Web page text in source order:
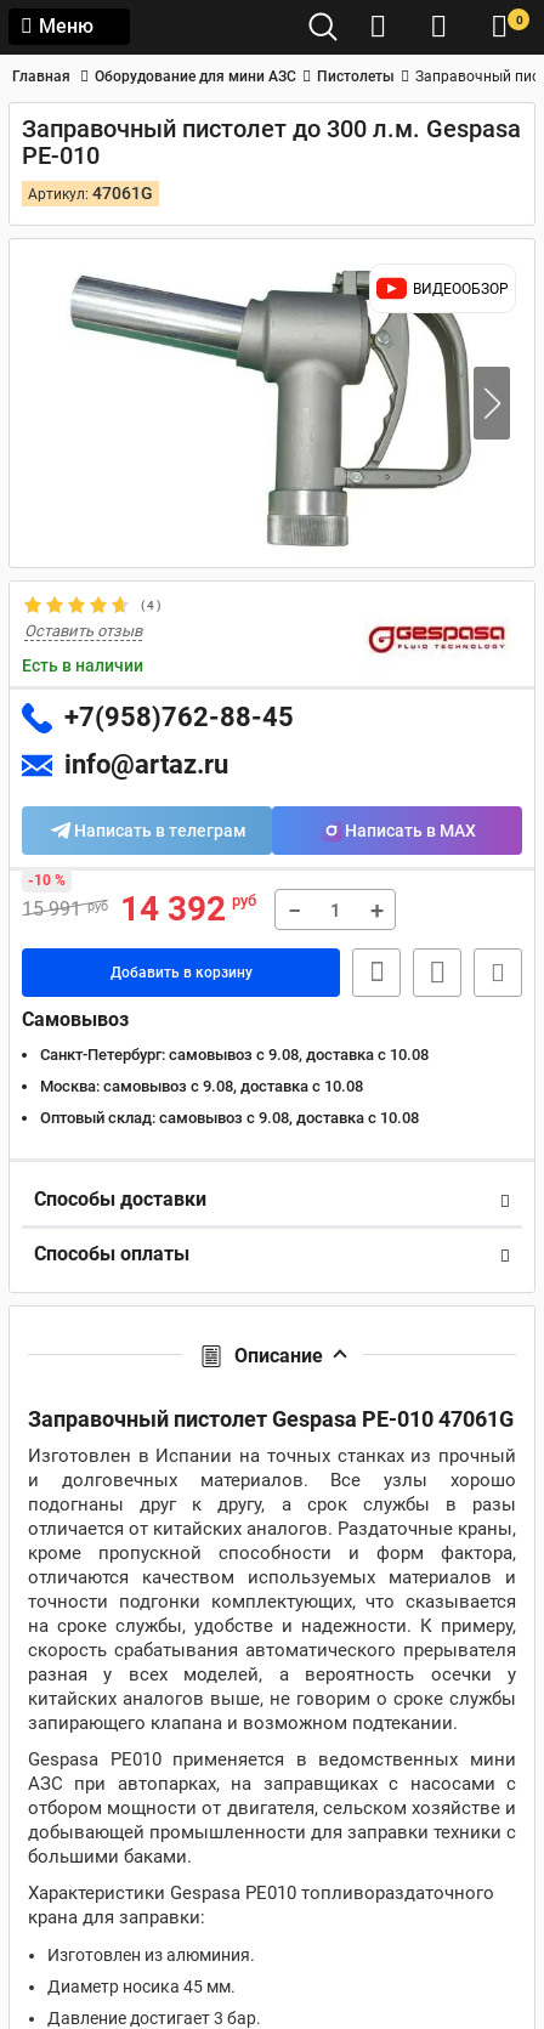
Меню 0
Главная Оборудование для мини АЗС Пистолеты Заправочный
Заправочный пистолет до 300 л.м. Gespasa
PE-010
Артикул: 47061G
ВИДЕООБЗОР
(4)
Оставить отзыв
Есть в наличии
+7(958)762-88-45
info@artaz.ru
Написать в телеграм Написать в MAX
15 991 руб 14 392 руб
-10 %
− +
Добавить в корзину
Самовывоз
Санкт-Петербург: самовывоз с 9.08, доставка c 10.08
Москва: самовывоз с 9.08, доставка c 10.08
Оптовый склад: самовывоз с 9.08, доставка c 10.08
Способы доставки
Способы оплаты
Описание
Заправочный пистолет Gespasa PE-010 47061G
Изготовлен в Испании на точных станках из прочный
и долговечных материалов. Все узлы хорошо
подогнаны друг к другу, а срок службы в разы
отличается от китайских аналогов. Раздаточные краны,
кроме пропускной способности и форм фактора,
отличаются качеством используемых материалов и
точности подгонки комплектующих, что сказывается
на сроке службы, удобстве и надежности. К примеру,
скорость срабатывания автоматического прерывателя
разная у всех моделей, а вероятность осечки у
китайских аналогов выше, не говорим о сроке службы
запирающего клапана и возможном подтекании.
Gespasa PE010 применяется в ведомственных мини
АЗС при автопарках, на заправщиках с насосами с
отбором мощности от двигателя, сельском хозяйстве и
добывающей промышленности для заправки техники с
большими баками.
Характеристики Gespasa PE010 топливораздаточного
крана для заправки:
Изготовлен из алюминия.
Диаметр носика 45 мм.
Давление достигает 3 бар.